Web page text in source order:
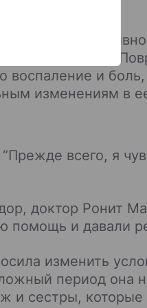
прежнему активно
ее здоровья.
воспаление и
изменениям в
всего, я
доктор Ронит
помощь и давали
изменить
период она
и сестры, которые